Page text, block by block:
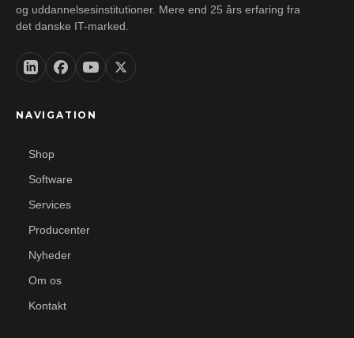
og uddannelsesinstitutioner. Mere end 25 års erfaring fra
det danske IT-marked.
NAVIGATION
Shop
Software
Services
Producenter
Nyheder
Om os
Kontakt